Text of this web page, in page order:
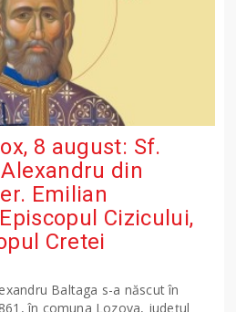
8 august: Sf.
din
Emilian
Cizicului,
Cretei
Baltaga s-a născut în
în comuna Lozova, județul